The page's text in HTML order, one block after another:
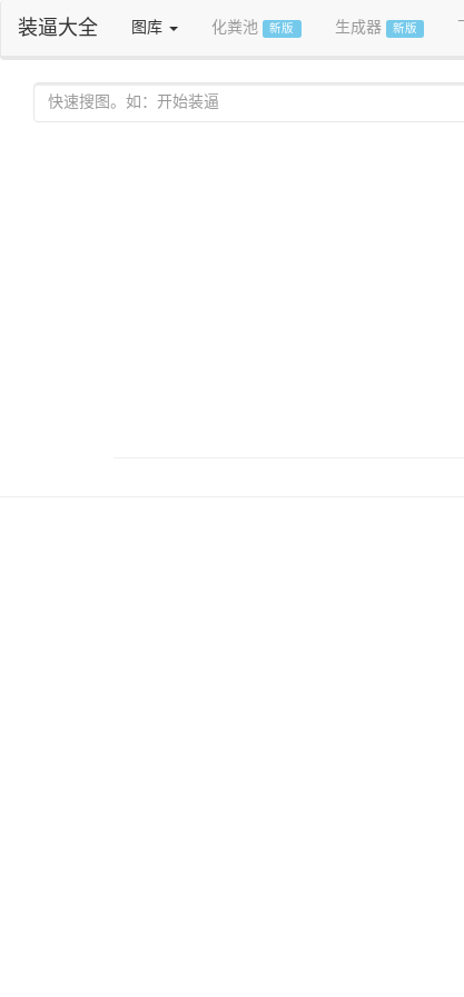
装逼大全 图库 化粪池 新版 生成器 新版